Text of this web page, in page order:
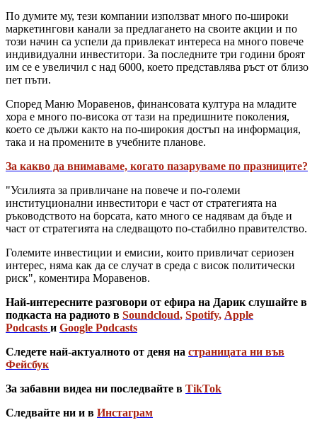
По думите му, тези компании използват много по-широки
маркетингови канали за предлагането на своите акции и по
този начин са успели да привлекат интереса на много повече
индивидуални инвеститори. За последните три години броят
им се е увеличил с над 6000, което представлява ръст от близо
пет пъти.
Според Маню Моравенов, финансовата култура на младите
хора е много по-висока от тази на предишните поколения,
което се дължи както на по-широкия достъп на информация,
така и на промените в учебните планове.
За какво да внимаваме, когато пазаруваме по празниците?
"Усилията за привличане на повече и по-големи
институционални инвеститори е част от стратегията на
ръководството на борсата, като много се надявам да бъде и
част от стратегията на следващото по-стабилно правителство.
Големите инвестиции и емисии, които привличат сериозен
интерес, няма как да се случат в среда с висок политически
риск", коментира Моравенов.
Най-интересните разговори от ефира на Дарик слушайте в
подкаста на радиото в Soundcloud, Spotify, Apple
Podcasts и Google Podcasts
Следете най-актуалното от деня на страницата ни във
Фейсбук
За забавни видеа ни последвайте в TikTok
Следвайте ни и в Инстаграм